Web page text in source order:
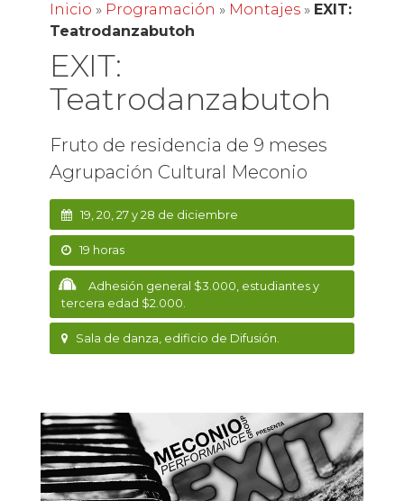
Inicio » Programación » Montajes» EXIT:
Teatrodanzabutoh
EXIT:
Teatrodanzabutoh
Fruto de residencia de 9 meses
Agrupación Cultural Meconio
19, 20, 27 y 28 de diciembre
19 horas
Adhesión general $3.000, estudiantes y
tercera edad $2.000.
Sala de danza, edificio de Difusión.